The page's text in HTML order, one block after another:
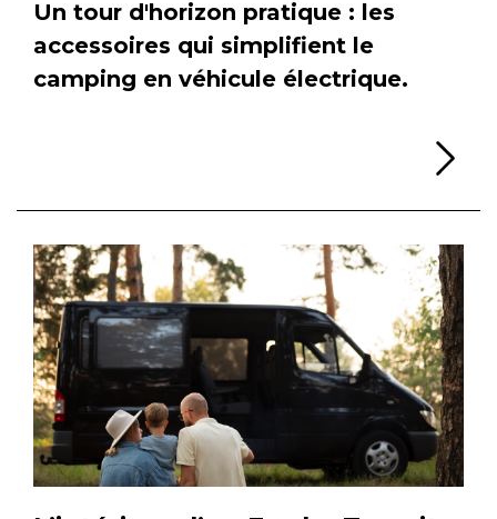
Un tour d'horizon pratique : les
accessoires qui simplifient le
camping en véhicule électrique.